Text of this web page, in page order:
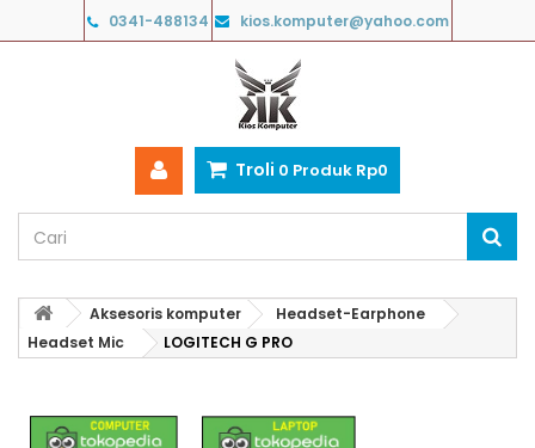
0341-488134 kios.komputer@yahoo.com
Troli 0 Produk Rp‎0
Aksesoris komputer
Headset-Earphone
Headset Mic
LOGITECH G PRO